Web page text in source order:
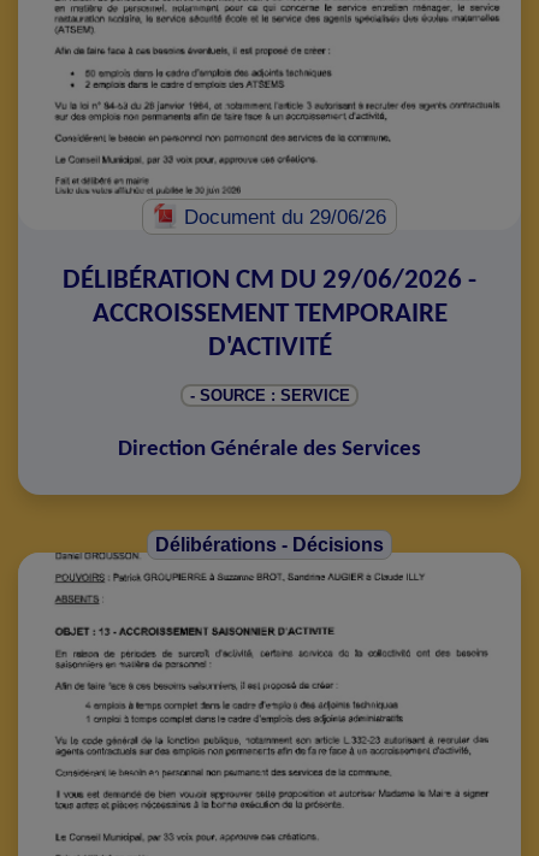
Documentdu 29/06/26
DÉLIBÉRATION CM DU 29/06/2026 -
ACCROISSEMENT TEMPORAIRE
D'ACTIVITÉ
- SOURCE : SERVICE
Direction Générale des Services
Délibérations - Décisions